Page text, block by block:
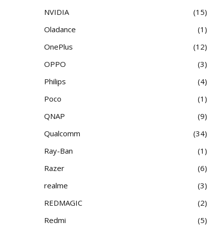
NVIDIA
15
Oladance
1
OnePlus
12
OPPO
3
Philips
4
Poco
1
QNAP
9
Qualcomm
34
Ray-Ban
1
Razer
6
realme
3
REDMAGIC
2
Redmi
5